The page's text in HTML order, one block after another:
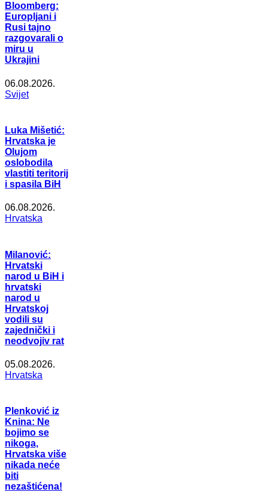
Bloomberg:
Europljani i
Rusi tajno
razgovarali o
miru u
Ukrajini
06.08.2026.
Svijet
Luka Mišetić:
Hrvatska je
Olujom
oslobodila
vlastiti teritorij
i spasila BiH
06.08.2026.
Hrvatska
Milanović:
Hrvatski
narod u BiH i
hrvatski
narod u
Hrvatskoj
vodili su
zajednički i
neodvojiv rat
05.08.2026.
Hrvatska
Plenković iz
Knina: Ne
bojimo se
nikoga,
Hrvatska više
nikada neće
biti
nezaštićena!